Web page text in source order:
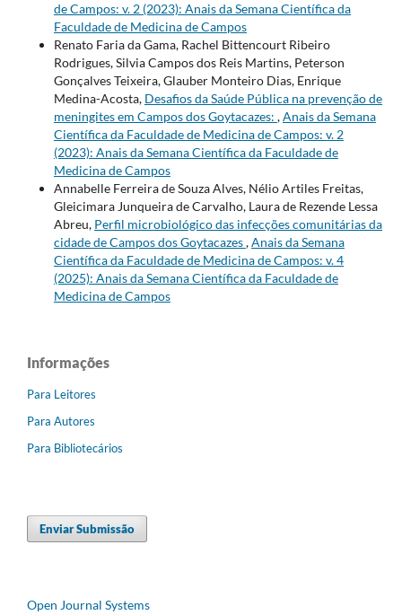
de Campos: v. 2 (2023): Anais da Semana Científica da
Faculdade de Medicina de Campos
Renato Faria da Gama, Rachel Bittencourt Ribeiro
Rodrigues, Silvia Campos dos Reis Martins, Peterson
Gonçalves Teixeira, Glauber Monteiro Dias, Enrique
Medina-Acosta, Desafios da Saúde Pública na prevenção de
meningites em Campos dos Goytacazes: ,Anais da Semana
Científica da Faculdade de Medicina de Campos: v. 2
(2023): Anais da Semana Científica da Faculdade de
Medicina de Campos
Annabelle Ferreira de Souza Alves, Nélio Artiles Freitas,
Gleicimara Junqueira de Carvalho, Laura de Rezende Lessa
Abreu, Perfil microbiológico das infecções comunitárias da
cidade de Campos dos Goytacazes,Anais da Semana
Científica da Faculdade de Medicina de Campos: v. 4
(2025): Anais da Semana Científica da Faculdade de
Medicina de Campos
Informações
Para Leitores
Para Autores
Para Bibliotecários
Enviar Submissão
Open Journal Systems